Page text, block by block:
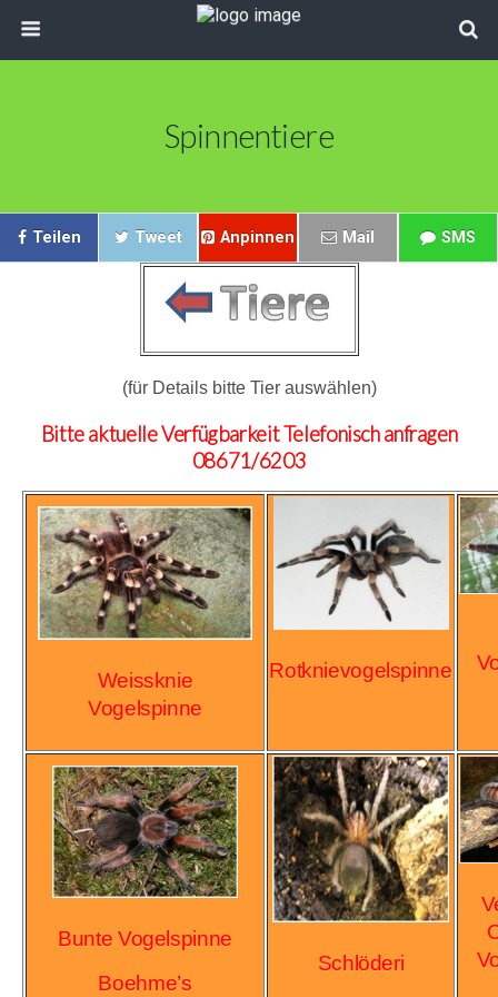
Spinnentiere
Teilen Tweet Anpinnen Mail SMS
(für Details bitte Tier auswählen)
Bitte aktuelle Verfügbarkeit Telefonisch anfragen
08671/6203
Weissknie
Vogelspinne
Rotknievogelspinne
Bunte Vogelspinne
Boehme’s
Schlöderi